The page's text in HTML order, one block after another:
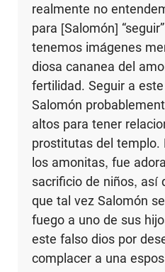
realmente no
para [Salomón]
tenemos imágenes
diosa cananea del
fertilidad. Seguir a
Salomón
altos para tener
prostitutas del templo.
los amonitas, fue
sacrificio de niños, así
que tal vez Salomón
fuego a uno de sus
este falso dios por
complacer a una